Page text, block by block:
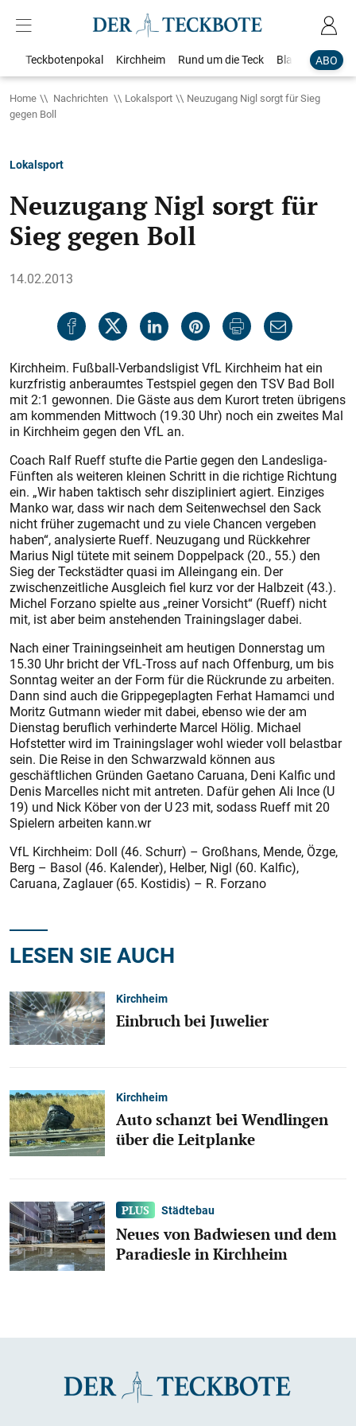
ABO
Teckbotenpokal Kirchheim Rund um die Teck Blaulicht
Home Nachrichten Lokalsport
Neuzugang Nigl sorgt für Sieg
gegen Boll
Lokalsport
Neuzugang Nigl sorgt für
Sieg gegen Boll
14.02.2013
Kirchheim. Fußball-Verbandsligist VfL Kirchheim hat ein
kurzfristig anberaumtes Testspiel gegen den TSV Bad Boll
mit 2:1 gewonnen. Die Gäste aus dem Kurort treten übrigens
am kommenden Mittwoch (19.30 Uhr) noch ein zweites Mal
in Kirchheim gegen den VfL an.
Coach Ralf Rueff stufte die Partie gegen den Landesliga-
Fünften als weiteren kleinen Schritt in die richtige Richtung
ein. „Wir haben taktisch sehr diszipliniert agiert. Einziges
Manko war, dass wir nach dem Seitenwechsel den Sack
nicht früher zugemacht und zu viele Chancen vergeben
haben“, analysierte Rueff. Neuzugang und Rückkehrer
Marius Nigl tütete mit seinem Doppelpack (20., 55.) den
Sieg der Teckstädter quasi im Alleingang ein. Der
zwischenzeitliche Ausgleich fiel kurz vor der Halbzeit (43.).
Michel Forzano spielte aus „reiner Vorsicht“ (Rueff) nicht
mit, ist aber beim anstehenden Trainingslager dabei.
Nach einer Trainingseinheit am heutigen Donnerstag um
15.30 Uhr bricht der VfL-Tross auf nach Offenburg, um bis
Sonntag weiter an der Form für die Rückrunde zu arbeiten.
Dann sind auch die Grippegeplagten Ferhat Hamamci und
Moritz Gutmann wieder mit dabei, ebenso wie der am
Dienstag beruflich verhinderte Marcel Hölig. Michael
Hofstetter wird im Trainingslager wohl wieder voll belastbar
sein. Die Reise in den Schwarzwald können aus
geschäftlichen Gründen Gaetano Caruana, Deni Kalfic und
Denis Marcelles nicht mit antreten. Dafür gehen Ali Ince (U
19) und Nick Köber von der U 23 mit, sodass Rueff mit 20
Spielern arbeiten kann.wr
VfL Kirchheim: Doll (46. Schurr) – Großhans, Mende, Özge,
Berg – Basol (46. Kalender), Helber, Nigl (60. Kalfic),
Caruana, Zaglauer (65. Kostidis) – R. Forzano
LESEN SIE AUCH
Kirchheim
Einbruch bei Juwelier
Kirchheim
Auto schanzt bei Wendlingen
über die Leitplanke
Städtebau
Neues von Badwiesen und dem
Paradiesle in Kirchheim